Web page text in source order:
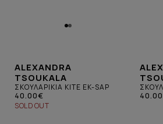
ALEXANDRA
TSOUKALA
ΣΚΟΥΛΑΡΙΚΙΑ KITE EK-SAP
40.00€
SOLD OUT